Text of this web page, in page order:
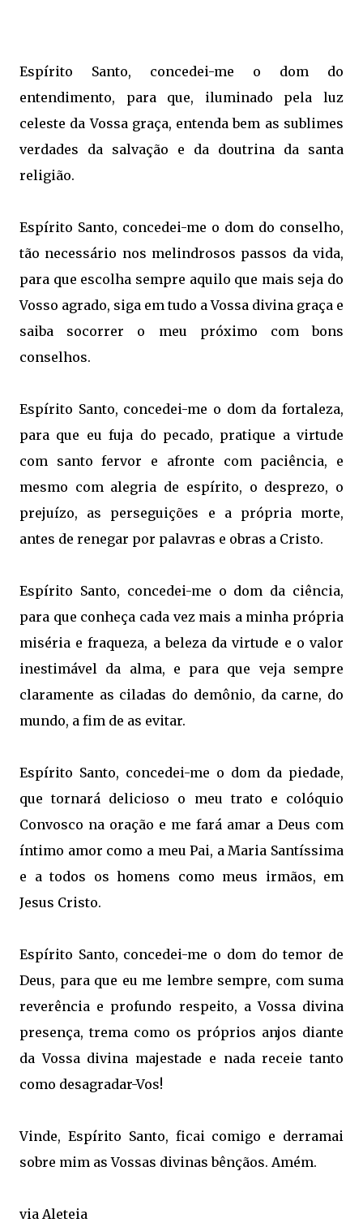
Espírito Santo, concedei-me o dom do
entendimento, para que, iluminado pela luz
celeste da Vossa graça, entenda bem as sublimes
verdades da salvação e da doutrina da santa
religião.
Espírito Santo, concedei-me o dom do conselho,
tão necessário nos melindrosos passos da vida,
para que escolha sempre aquilo que mais seja do
Vosso agrado, siga em tudo a Vossa divina graça e
saiba socorrer o meu próximo com bons
conselhos.
Espírito Santo, concedei-me o dom da fortaleza,
para que eu fuja do pecado, pratique a virtude
com santo fervor e afronte com paciência, e
mesmo com alegria de espírito, o desprezo, o
prejuízo, as perseguições e a própria morte,
antes de renegar por palavras e obras a Cristo.
Espírito Santo, concedei-me o dom da ciência,
para que conheça cada vez mais a minha própria
miséria e fraqueza, a beleza da virtude e o valor
inestimável da alma, e para que veja sempre
claramente as ciladas do demônio, da carne, do
mundo, a fim de as evitar.
Espírito Santo, concedei-me o dom da piedade,
que tornará delicioso o meu trato e colóquio
Convosco na oração e me fará amar a Deus com
íntimo amor como a meu Pai, a Maria Santíssima
e a todos os homens como meus irmãos, em
Jesus Cristo.
Espírito Santo, concedei-me o dom do temor de
Deus, para que eu me lembre sempre, com suma
reverência e profundo respeito, a Vossa divina
presença, trema como os próprios anjos diante
da Vossa divina majestade e nada receie tanto
como desagradar-Vos!
Vinde, Espírito Santo, ficai comigo e derramai
sobre mim as Vossas divinas bênçãos. Amém.
via Aleteia